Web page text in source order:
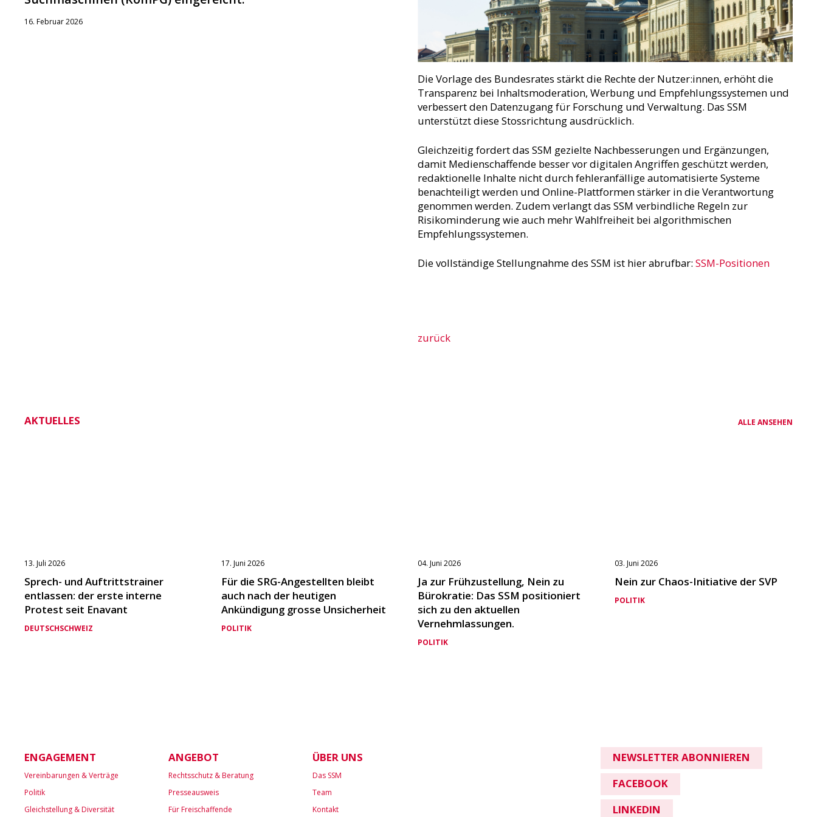
16. Februar 2026
Die Vorlage des Bundesrates stärkt die Rechte der Nutzer:innen, erhöht die
Transparenz bei Inhaltsmoderation, Werbung und Empfehlungssystemen und
verbessert den Datenzugang für Forschung und Verwaltung. Das SSM
unterstützt diese Stossrichtung ausdrücklich.
Gleichzeitig fordert das SSM gezielte Nachbesserungen und Ergänzungen,
damit Medienschaffende besser vor digitalen Angriffen geschützt werden,
redaktionelle Inhalte nicht durch fehleranfällige automatisierte Systeme
benachteiligt werden und Online-Plattformen stärker in die Verantwortung
genommen werden. Zudem verlangt das SSM verbindliche Regeln zur
Risikominderung wie auch mehr Wahlfreiheit bei algorithmischen
Empfehlungssystemen.
Die vollständige Stellungnahme des SSM ist hier abrufbar: SSM-Positionen
zurück
AKTUELLES ALLE ANSEHEN
13. Juli 2026
Sprech- und Auftrittstrainer
entlassen: der erste interne
Protest seit Enavant
DEUTSCHSCHWEIZ
17. Juni 2026
Für die SRG-Angestellten bleibt
auch nach der heutigen
Ankündigung grosse Unsicherheit
POLITIK
04. Juni 2026
Ja zur Frühzustellung, Nein zu
Bürokratie: Das SSM positioniert
sich zu den aktuellen
Vernehmlassungen.
POLITIK
03. Juni 2026
Nein zur Chaos-Initiative der SVP
POLITIK
ENGAGEMENT
Vereinbarungen & Verträge
Politik
Gleichstellung & Diversität
ANGEBOT
Rechtsschutz & Beratung
Presseausweis
Für Freischaffende
ÜBER UNS
Das SSM
Team
Kontakt
NEWSLETTER ABONNIEREN
FACEBOOK
LINKEDIN